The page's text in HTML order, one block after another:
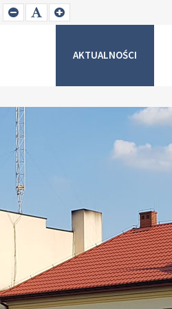
SET
SMALLER
SET
DEFAULT
SET
LARGER
AKTUALNOŚCI